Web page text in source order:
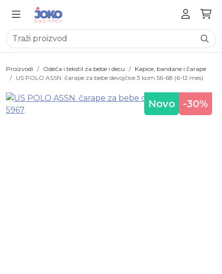
Proizvodi Odeća i tekstil za bebe i decu
Kapice, bandane i čarape
US POLO ASSN. čarape za bebe devojčice 3 kom 56-68 (6-12 mes)
Novo -30%